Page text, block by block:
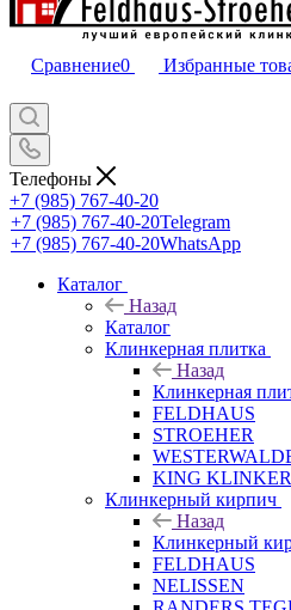
Сравнение0 Избранные
Телефоны
+7 (985) 767-40-20
+7 (985) 767-40-20Telegram
+7 (985) 767-40-20WhatsApp
Каталог
Назад
Каталог
Клинкерная плитка
Назад
Клинкерная
FELDHAUS
STROEHER
KING KLINKER
Клинкерный кирпич
Назад
Клинкерный
FELDHAUS
NELISSEN